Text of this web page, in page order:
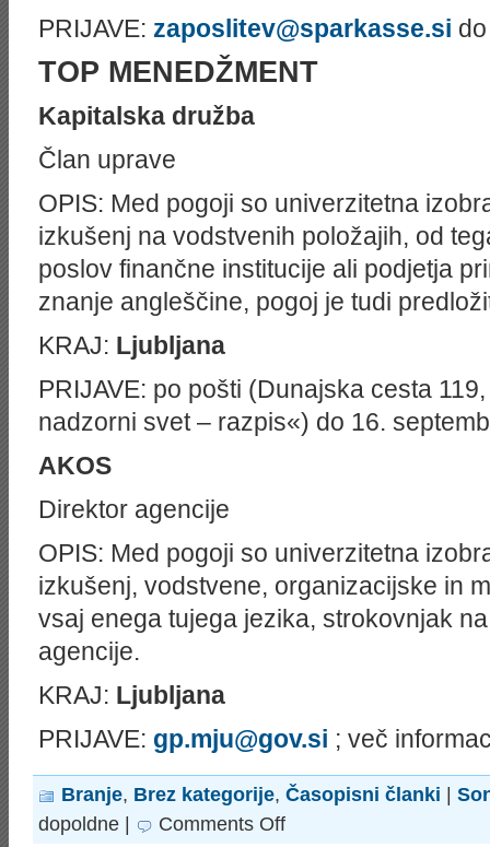
PRIJAVE: zaposlitev@sparkasse.si
TOP MENEDŽMENT
Kapitalska družba
Član uprave
OPIS: Med pogoji so univerzitetna
izkušenj na vodstvenih položajih, od
poslov finančne institucije ali podjetja
znanje angleščine, pogoj je tudi
KRAJ: Ljubljana
PRIJAVE: po pošti (Dunajska cesta
nadzorni svet – razpis«) do 16.
AKOS
Direktor agencije
OPIS: Med pogoji so univerzitetna
izkušenj, vodstvene, organizacijske in
vsaj enega tujega jezika, strokovnjak
agencije.
KRAJ: Ljubljana
PRIJAVE: gp.mju@gov.si ; več
Branje, Brez kategorije, Časopisni članki
dopoldne |
Comments Offon